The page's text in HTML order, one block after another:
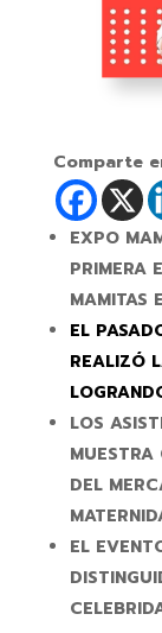
Comparte
EXPO
PRIMERA
MAMITAS
EL
REALIZÓ
LOS
MUESTRA
DEL
EL